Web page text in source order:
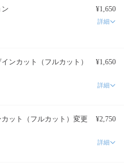
¥1,650
詳細
ンカット（フルカット）
¥1,650
詳細
ット（フルカット）変更
¥2,750
詳細